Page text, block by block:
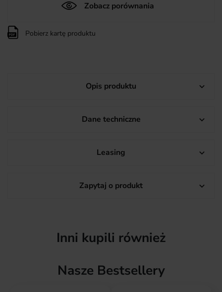
Zobacz porównania
Pobierz kartę produktu
Opis produktu 
Dane techniczne 
Leasing 
Zapytaj o produkt 
Inni kupili również
Nasze Bestsellery